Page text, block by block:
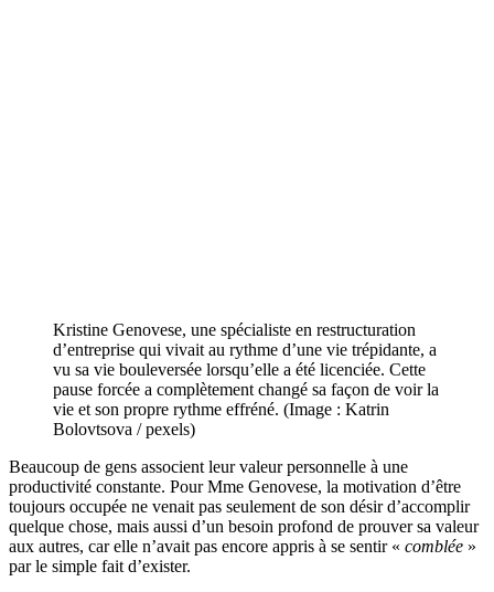
Kristine Genovese, une spécialiste en restructuration
d’entreprise qui vivait au rythme d’une vie trépidante, a
vu sa vie bouleversée lorsqu’elle a été licenciée. Cette
pause forcée a complètement changé sa façon de voir la
vie et son propre rythme effréné. (Image : Katrin
Bolovtsova / pexels)
Beaucoup de gens associent leur valeur personnelle à une
productivité constante. Pour Mme Genovese, la motivation d’être
toujours occupée ne venait pas seulement de son désir d’accomplir
quelque chose, mais aussi d’un besoin profond de prouver sa valeur
aux autres, car elle n’avait pas encore appris à se sentir « comblée »
par le simple fait d’exister.